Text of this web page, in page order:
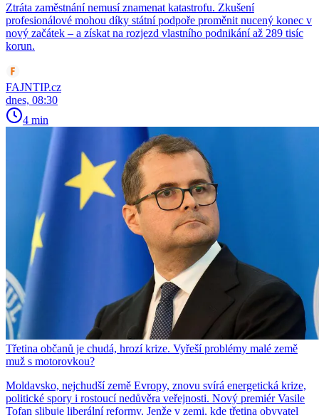
Ztráta zaměstnání nemusí znamenat katastrofu. Zkušení
profesionálové mohou díky státní podpoře proměnit nucený konec v
nový začátek – a získat na rozjezd vlastního podnikání až 289 tisíc
korun.
FAJNTIP.cz
dnes, 08:30
4 min
Třetina občanů je chudá, hrozí krize. Vyřeší problémy malé země
muž s motorovkou?
Moldavsko, nejchudší země Evropy, znovu svírá energetická krize,
politické spory i rostoucí nedůvěra veřejnosti. Nový premiér Vasile
Tofan slibuje liberální reformy. Jenže v zemi, kde třetina obyvatel